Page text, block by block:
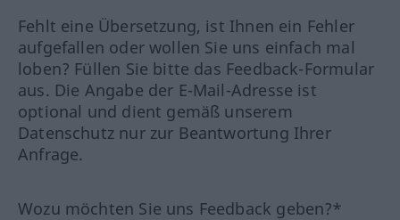
Fehlt eine Übersetzung, ist Ihnen ein Fehler
aufgefallen oder wollen Sie uns einfach mal
loben? Füllen Sie bitte das Feedback-Formular
aus. Die Angabe der E-Mail-Adresse ist
optional und dient gemäß unserem
Datenschutz nur zur Beantwortung Ihrer
Anfrage.
Wozu möchten Sie uns Feedback geben?*